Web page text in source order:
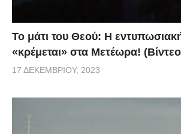
Το μάτι του Θεού: Η
«κρέμεται» στα Μετέωρα!
17 ΔΕΚΕΜΒΡΊΟΥ, 2023